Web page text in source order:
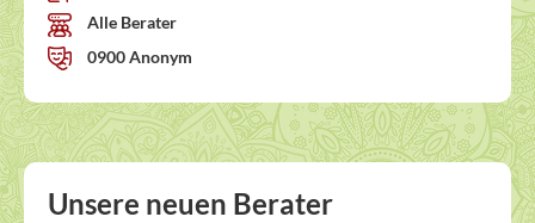
Alle Berater
0900 Anonym
Unsere neuen Berater